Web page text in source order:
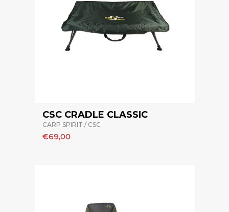
CSC CRADLE CLASSIC
CARP SPIRIT / CSC
€69,00